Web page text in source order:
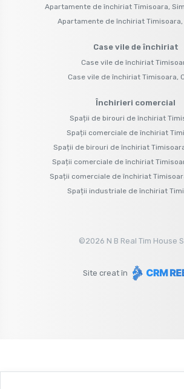
Apartamente de închiriat Timisoara,
Apartamente de închiriat Timisoara,
Case vile de închiriat
Case vile de închiriat
Case vile de închiriat Timisoara,
Închirieri comercial
Spații de birouri de închiriat
Spații comerciale de închiriat
Spații de birouri de închiriat
Spații comerciale de închiriat
Spații comerciale de închiriat
Spații industriale de închiriat
©2026 N B Real Tim House
Site creat în